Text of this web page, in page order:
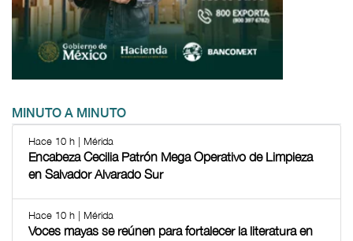
MINUTO A MINUTO
Hace 10 h | Mérida
Encabeza Cecilia Patrón Mega Operativo de Limpieza
en Salvador Alvarado Sur
Hace 10 h | Mérida
Voces mayas se reúnen para fortalecer la literatura en